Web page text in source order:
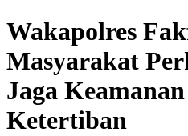
Wakapolres
Masyarakat
Jaga
Ketertiban